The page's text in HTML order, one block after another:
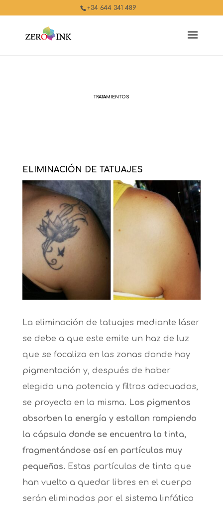
+34 644 341 489
TRATAMIENTOS
ELIMINACIÓN DE TATUAJES
La eliminación de tatuajes mediante láser
se debe a que este emite un haz de luz
que se focaliza en las zonas donde hay
pigmentación y, después de haber
elegido una potencia y filtros adecuados,
se proyecta en la misma. Los pigmentos
absorben la energía y estallan rompiendo
la cápsula donde se encuentra la tinta,
fragmentándose así en partículas muy
pequeñas. Estas partículas de tinta que
han vuelto a quedar libres en el cuerpo
serán eliminadas por el sistema linfático